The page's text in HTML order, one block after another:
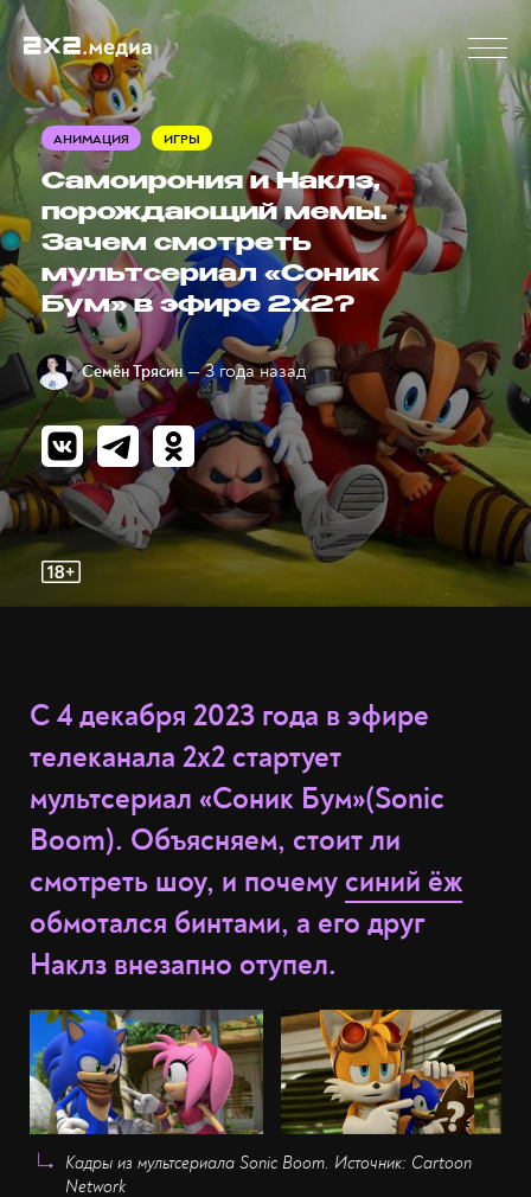
АНИМАЦИЯ ИГРЫ
Самоирония и Наклз,
порождающий мемы.
Зачем смотреть
мультсериал «Соник
Бум» в эфире 2x2?
Семён Трясин — 3 года назад
С 4 декабря 2023 года в эфире
телеканала 2x2 стартует
мультсериал «Соник Бум»(Sonic
Boom). Объясняем, стоит ли
смотреть шоу, и почему синий ёж
обмотался бинтами, а его друг
Наклз внезапно отупел.
Кадры из мультсериала Sonic Boom. Источник: Cartoon
Network